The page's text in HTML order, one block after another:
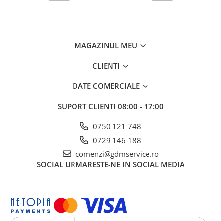
Ciclu de funcţionare: 2 timpi
Consum mediu carb.: 0.25l/kWh
Harnaşament: Dual balance
Mânere: Ergonomice – 2 segmente
Suport mânere: Fără dotare
Vibraţii mâner dreapta: 2.41 m/s²
Vibraţii mâner stânga: 2.42 m/s²
Diametru de tăiere (opţ.): 200-250 mm
Tip arbore: Cu caneluri
Cuţit: 3 dinţi
Accesorizare: toată gama
MAGAZINUL MEU
CLIENTI
DATE COMERCIALE
SUPORT CLIENTI 08:00 - 17:00
0750 121 748
0729 146 188
comenzi@gdmservice.ro
SOCIAL URMARESTE-NE IN SOCIAL MEDIA